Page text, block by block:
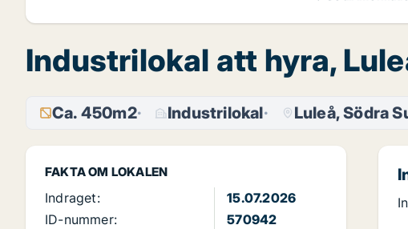
Industrilokal att hyra,
Ca. 450m2 Industrilokal Luleå, Södra
FAKTA OM LOKALEN
Indraget:
15.07.2026
ID-nummer:
570942